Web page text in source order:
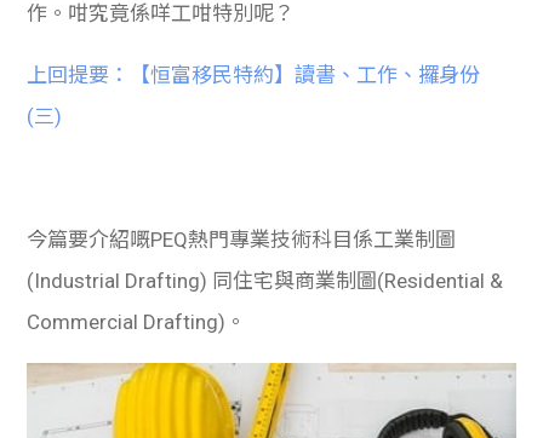
作。咁究竟係咩工咁特別呢？
上回提要：【恒富移民特約】讀書、工作、攞身份
(三)
今篇要介紹嘅PEQ熱門專業技術科目係工業制圖
(Industrial Drafting) 同住宅與商業制圖(Residential &
Commercial Drafting)。